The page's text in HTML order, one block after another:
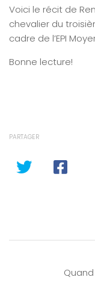
Voici le récit de
chevalier du
cadre de l’EPI
Bonne lecture!
PARTAGER